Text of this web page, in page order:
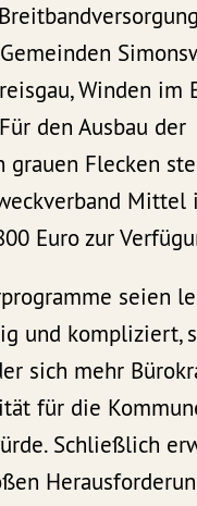
Winden im
den Ausbau der
grauen Flecken
Mittel
Euro zur
seien
und kompliziert,
sich mehr
für die
Schließlich